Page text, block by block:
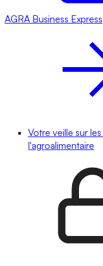
AGRA Business Express
Votre veille sur
l'agroalimentaire